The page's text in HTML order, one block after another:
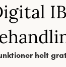
helt